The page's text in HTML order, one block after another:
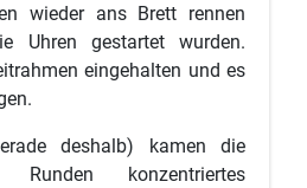
wieder ans Brett rennen
Uhren gestartet wurden.
eingehalten und es
deshalb) kamen die
konzentriertes